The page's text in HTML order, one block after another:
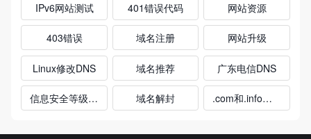
IPv6网站测试 401错误代码 网站资源
403错误 域名注册 网站升级
Linux修改DNS 域名推荐 广东电信DNS
信息安全等级保护 域名解封 .com和.info域名